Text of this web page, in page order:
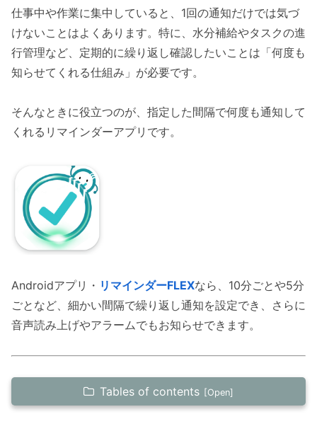
仕事中や作業に集中していると、1回の通知だけでは気づ
けないことはよくあります。特に、水分補給やタスクの進
行管理など、定期的に繰り返し確認したいことは「何度も
知らせてくれる仕組み」が必要です。
そんなときに役立つのが、指定した間隔で何度も通知して
くれるリマインダーアプリです。
Androidアプリ・ リマインダーFLEXなら、10分ごとや5分
ごとなど、細かい間隔で繰り返し通知を設定でき、さらに
音声読み上げやアラームでもお知らせできます。
Tables of contents